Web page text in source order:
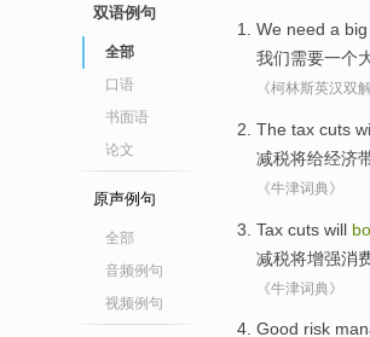
双语例句
全部
口语
书面语
论文
原声例句
全部
音频例句
视频例句
We need a big
我们需要一个
《柯林斯英汉双
The tax cuts
减税将给经济
《牛津词典》
Tax cuts will
减税将增强消
《牛津词典》
Good risk